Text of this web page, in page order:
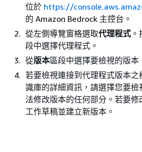
位於 https://
的 Amazon Bedrock 主控台。
從左側導覽窗格選取代理程式
段中選擇代理程式。
從版本區段中選擇要檢視的版本
若要檢視連接到代理程式版本之
識庫的詳細資訊，請選擇您要檢
法修改版本的任何部分。若要修
工作草稿並建立新版本。